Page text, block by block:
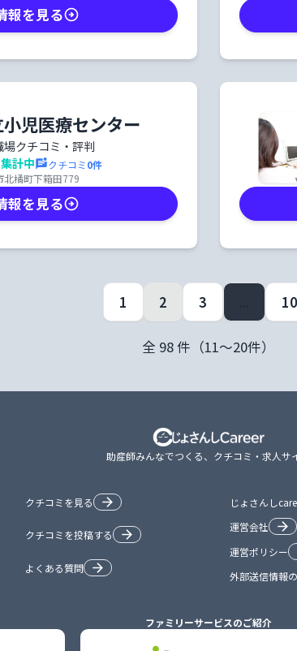
報を見る
児医療センター
クチコミ・評判
集計中
クチコミ0件
北橘町下箱田779
報を見る
1 2 3 10
全 98件（11〜20件）
助産師みんなでつくる、クチコミ・求人サ
クチコミを見る
クチコミを投稿する
よくある質問
じょさんし
運営会社
運営ポリシー
外部送信情報
ファミリーサービスのご紹介